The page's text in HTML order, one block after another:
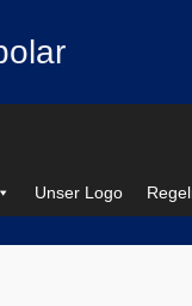
Unser Logo